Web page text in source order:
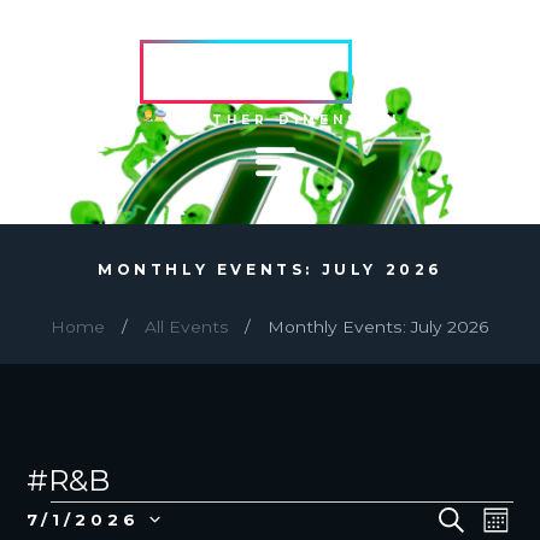
HVRCRFT
ANOTHER DIMENSION
MONTHLY EVENTS: JULY 2026
Home All Events Monthly Events: July 2026
#R&B
EVENTS
E
S
E
M
7/1/2026